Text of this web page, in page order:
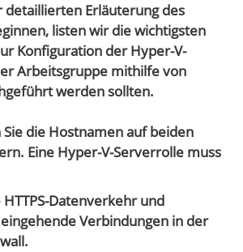
Erläuterung des
listen wir die wichtigsten
Konfiguration der Hyper-V-
Arbeitsgruppe mithilfe von
werden sollten.
die Hostnamen auf beiden
Eine Hyper-V-Serverrolle muss
Datenverkehr und
Verbindungen in der